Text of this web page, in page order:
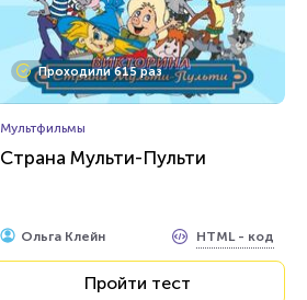
Проходили 615 раз
Мультфильмы
Страна Мульти-Пульти
Ольга Клейн HTML - код
Пройти тест